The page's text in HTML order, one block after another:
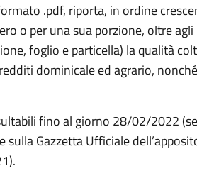
.pdf, riporta, in ordine
o per una sua porzione, oltre
foglio e particella) la qualità
dominicale ed agrario,
fino al giorno 28/02/2022
sulla Gazzetta Ufficiale